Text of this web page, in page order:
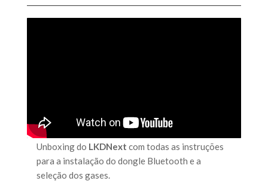
Unboxing do LKDNext com todas as instruções
para a instalação do dongle Bluetooth e a
seleção dos gases.